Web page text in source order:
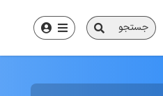
جستجو